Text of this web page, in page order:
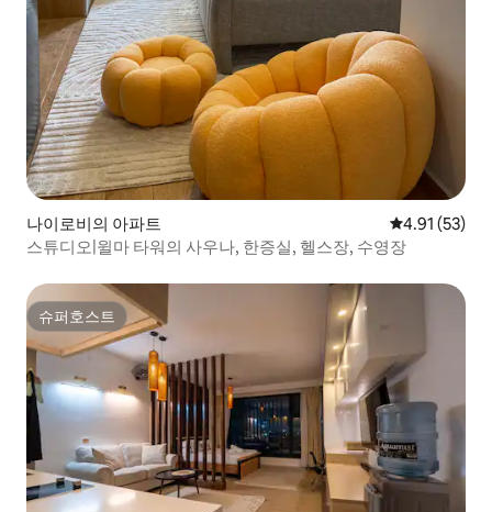
나이로비의 아파트 평점 4.91점
4.91 (53)
스튜디오|윌마 타워의 사우나, 한증실, 헬스장, 수영장
슈퍼호스트
슈퍼호스트